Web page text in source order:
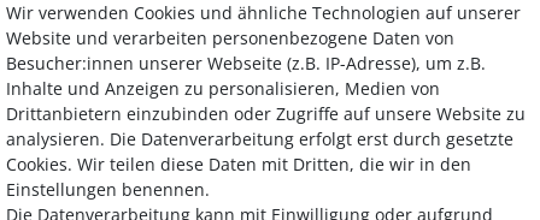
Vertrag widerrufen Kontakt
Bezahlung
Wir bieten Ihnen viele Möglichkeiten einer sicheren und bequemen
Wir verwenden Cookies und ähnliche Technologien auf unserer
Website und verarbeiten personenbezogene Daten von
Besucher:innen unserer Webseite (z.B. IP-Adresse), um z.B.
Inhalte und Anzeigen zu personalisieren, Medien von
Drittanbietern einzubinden oder Zugriffe auf unsere Website zu
analysieren. Die Datenverarbeitung erfolgt erst durch gesetzte
Cookies. Wir teilen diese Daten mit Dritten, die wir in den
Einstellungen benennen.
Die Datenverarbeitung kann mit Einwilligung oder aufgrund